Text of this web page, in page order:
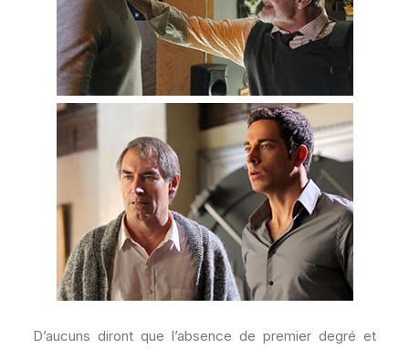
D’aucuns diront que l’absence de premier degré et